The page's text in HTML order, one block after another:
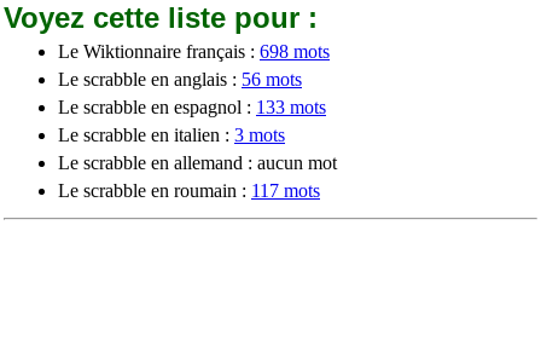
Voyez cette liste pour :
Le Wiktionnaire français : 698 mots
Le scrabble en anglais : 56 mots
Le scrabble en espagnol : 133 mots
Le scrabble en italien : 3 mots
Le scrabble en allemand : aucun mot
Le scrabble en roumain : 117 mots